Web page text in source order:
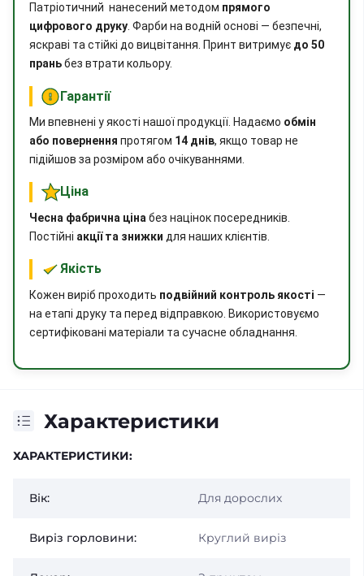
Патріотичний нанесений методом прямого
цифрового друку. Фарби на водній основі — безпечні,
яскраві та стійкі до вицвітання. Принт витримує до 50
праньбез втрати кольору.
Гарантії
Ми впевнені у якості нашої продукції. Надаємо обмін
або повернення протягом 14 днів, якщо товар не
підійшов за розміром або очікуваннями.
Ціна
Чесна фабрична ціна без націнок посередників.
Постійні акції та знижки для наших клієнтів.
Якість
Кожен виріб проходить подвійний контроль якості —
на етапі друку та перед відправкою. Використовуємо
сертифіковані матеріали та сучасне обладнання.
Характеристики
ХАРАКТЕРИСТИКИ:
Вік: Для дорослих
Виріз горловини: Круглий виріз